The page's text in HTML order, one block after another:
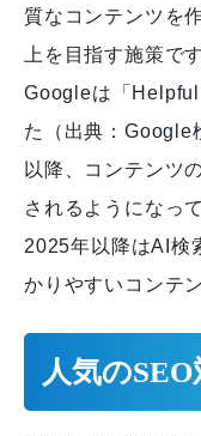
質なコンテンツを
上を目指す施策です
Googleは「
た（出典：Google
以降、コンテンツ
されるようになっ
2025年以降はAI検
かりやすいコンテ
人気の